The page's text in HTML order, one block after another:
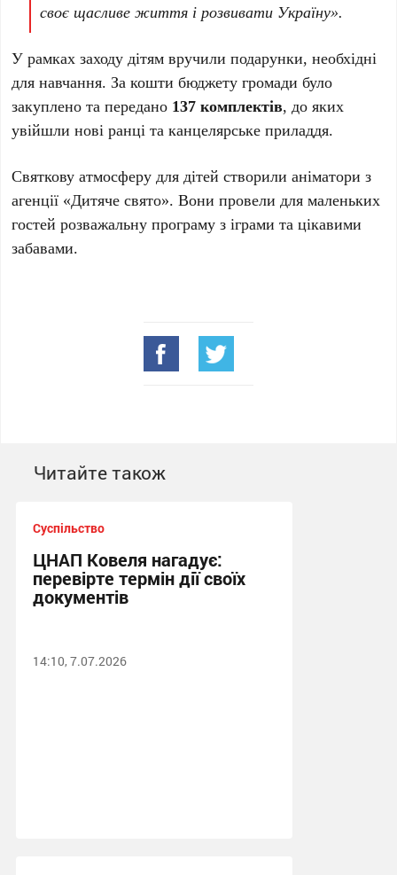
своє щасливе життя і розвивати Україну».
У рамках заходу дітям вручили подарунки, необхідні
для навчання. За кошти бюджету громади було
закуплено та передано 137 комплектів, до яких
увійшли нові ранці та канцелярське приладдя.
Святкову атмосферу для дітей створили аніматори з
агенції «Дитяче свято». Вони провели для маленьких
гостей розважальну програму з іграми та цікавими
забавами.
Читайте також
Суспільство
ЦНАП Ковеля нагадує:
перевірте термін дії своїх
документів
14:10, 7.07.2026